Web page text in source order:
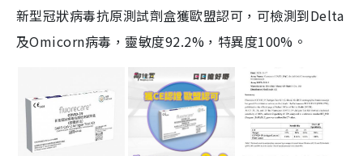
新型冠狀病毒抗原測試劑盒獲歐盟認可，可檢測到Delta
及Omicorn病毒，靈敏度92.2%，特異度100%。